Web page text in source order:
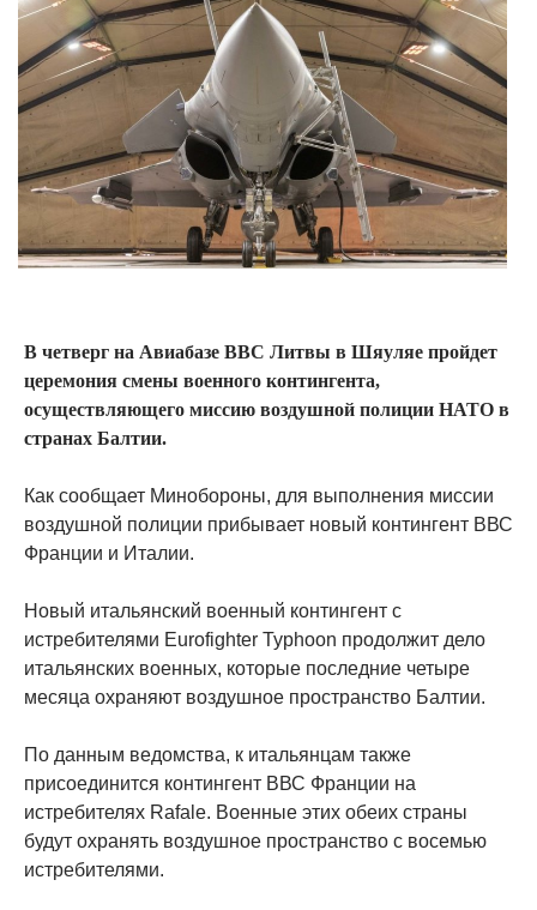
В четверг на Авиабазе ВВС Литвы в Шяуляе пройдет
церемония смены военного контингента,
осуществляющего миссию воздушной полиции НАТО в
странах Балтии.
Как сообщает Минобороны, для выполнения миссии
воздушной полиции прибывает новый контингент ВВС
Франции и Италии.
Новый итальянский военный контингент с
истребителями Eurofighter Typhoon продолжит дело
итальянских военных, которые последние четыре
месяца охраняют воздушное пространство Балтии.
По данным ведомства, к итальянцам также
присоединится контингент ВВС Франции на
истребителях Rafale. Военные этих обеих страны
будут охранять воздушное пространство с восемью
истребителями.